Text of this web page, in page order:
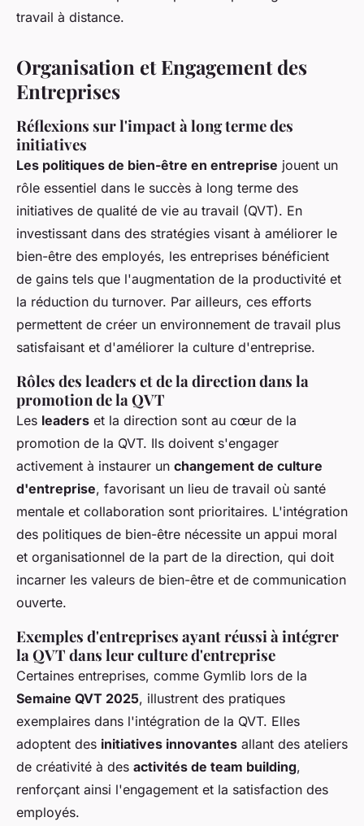
travail à distance.
Organisation et Engagement des
Entreprises
Réflexions sur l'impact à long terme des
initiatives
Les politiques de bien-être en entreprise jouent un
rôle essentiel dans le succès à long terme des
initiatives de qualité de vie au travail (QVT). En
investissant dans des stratégies visant à améliorer le
bien-être des employés, les entreprises bénéficient
de gains tels que l'augmentation de la productivité et
la réduction du turnover. Par ailleurs, ces efforts
permettent de créer un environnement de travail plus
satisfaisant et d'améliorer la culture d'entreprise.
Rôles des leaders et de la direction dans la
promotion de la QVT
Les leaders et la direction sont au cœur de la
promotion de la QVT. Ils doivent s'engager
activement à instaurer un changement de culture
d'entreprise, favorisant un lieu de travail où santé
mentale et collaboration sont prioritaires. L'intégration
des politiques de bien-être nécessite un appui moral
et organisationnel de la part de la direction, qui doit
incarner les valeurs de bien-être et de communication
ouverte.
Exemples d'entreprises ayant réussi à intégrer
la QVT dans leur culture d'entreprise
Certaines entreprises, comme Gymlib lors de la
Semaine QVT 2025, illustrent des pratiques
exemplaires dans l'intégration de la QVT. Elles
adoptent des initiatives innovantes allant des ateliers
de créativité à des activités de team building,
renforçant ainsi l'engagement et la satisfaction des
employés.